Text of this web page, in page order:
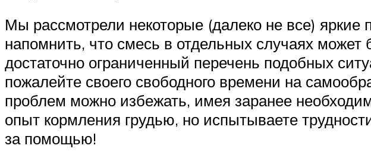
Мы рассмотрели некоторые (далеко не все)
напомнить, что смесь в отдельных случаях
достаточно ограниченный перечень подобных
пожалейте своего свободного времени на
проблем можно избежать, имея заранее
опыт кормления грудью, но испытываете
за помощью!